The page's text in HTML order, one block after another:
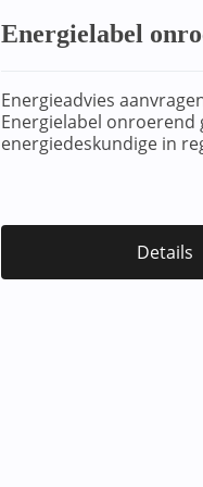
Energielabel
Energieadvies
Energielabel onroerend
energiedeskundige in
Details